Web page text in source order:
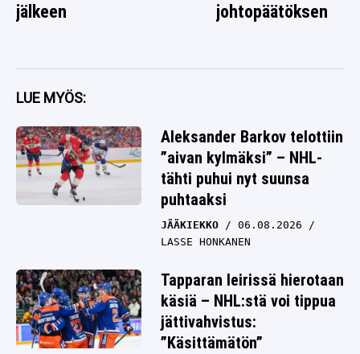
jälkeen
johtopäätöksen
LUE MYÖS:
Aleksander Barkov telottiin
”aivan kylmäksi” – NHL-
tähti puhui nyt suunsa
puhtaaksi
JÄÄKIEKKO
06.08.2026
LASSE HONKANEN
Tapparan leirissä hierotaan
käsiä – NHL:stä voi tippua
jättivahvistus:
”Käsittämätön”